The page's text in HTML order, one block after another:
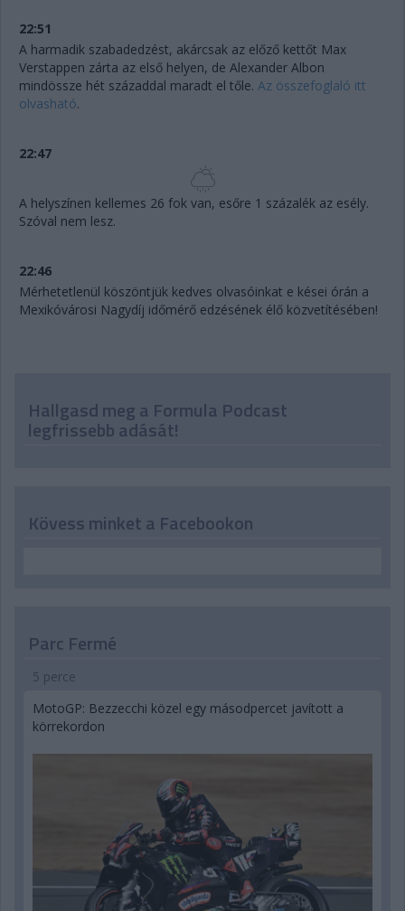
22:51
A harmadik szabadedzést, akárcsak az előző kettőt Max
Verstappen zárta az első helyen, de Alexander Albon
mindössze hét századdal maradt el tőle. Az összefoglaló itt
olvasható.
22:47
A helyszínen kellemes 26 fok van, esőre 1 százalék az esély.
Szóval nem lesz.
22:46
Mérhetetlenül köszöntjük kedves olvasóinkat e kései órán a
Mexikóvárosi Nagydíj időmérő edzésének élő közvetítésében!
Hallgasd meg a Formula Podcast
legfrissebb adását!
Kövess minket a Facebookon
Parc Fermé
5 perce
MotoGP: Bezzecchi közel egy másodpercet javított a
körrekordon